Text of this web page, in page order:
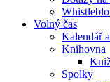
Volný čas
Kalendář
Knihovna
Spolky